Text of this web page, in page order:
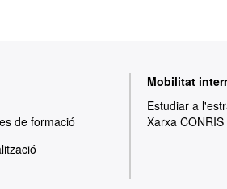
de formació
Mobilitat
Estudiar a
Xarxa CONRIS